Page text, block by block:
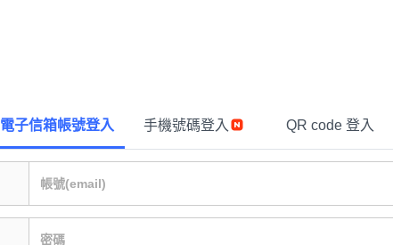
電子信箱帳號登入 手機號碼登入 QR code 登入